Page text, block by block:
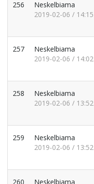
256
Neskelbiama
2019-02-06 / 14:15
257
Neskelbiama
2019-02-06 / 14:02
258
Neskelbiama
2019-02-06 / 13:52
259
Neskelbiama
2019-02-06 / 13:52
260 Neskelbiama